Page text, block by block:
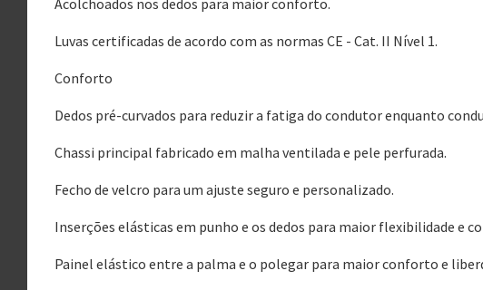
Acolchoados nos dedos para maior conforto.
Luvas certificadas de acordo com as normas CE - Cat. II Nível 1.
Conforto
Dedos pré-curvados para reduzir a fatiga do condutor enquanto
Chassi principal fabricado em malha ventilada e pele perfurada.
Fecho de velcro para um ajuste seguro e personalizado.
Inserções elásticas em punho e os dedos para maior flexibilidade e
Painel elástico entre a palma e o polegar para maior conforto e